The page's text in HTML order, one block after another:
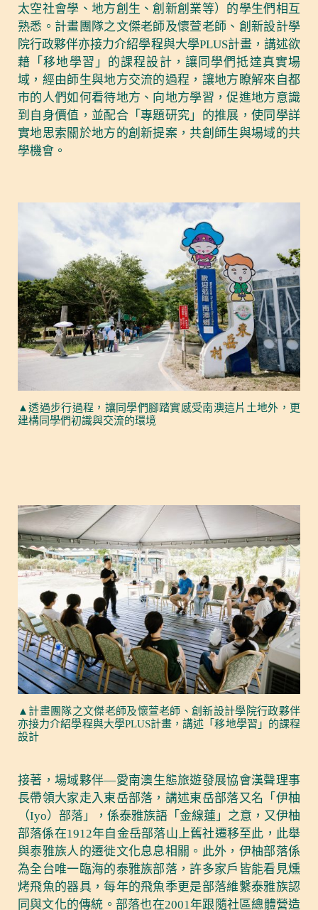
太空社會學、地方創生、創新創業等）的學生們相互
熟悉。計畫團隊之文傑老師及懷萱老師、創新設計學
院行政夥伴亦接力介紹學程與大學PLUS計畫，講述欲
藉「移地學習」的課程設計，讓同學們抵達真實場
域，經由師生與地方交流的過程，讓地方瞭解來自都
市的人們如何看待地方、向地方學習，促進地方意識
到自身價值，並配合「專題研究」的推展，使同學詳
實地思索關於地方的創新提案，共創師生與場域的共
學機會。
▲透過步行過程，讓同學們腳踏實感受南澳這片土地外，更
建構同學們初識與交流的環境
▲計畫團隊之文傑老師及懷萱老師、創新設計學院行政夥伴
亦接力介紹學程與大學PLUS計畫，講述「移地學習」的課程
設計
接著，場域夥伴—愛南澳生態旅遊發展協會漢聲理事
長帶領大家走入東岳部落，講述東岳部落又名「伊柚
（Iyo）部落」，係泰雅族語「金線蓮」之意，又伊柚
部落係在1912年自金岳部落山上舊社遷移至此，此舉
與泰雅族人的遷徙文化息息相關。此外，伊柚部落係
為全台唯一臨海的泰雅族部落，許多家戶皆能看見燻
烤飛魚的器具，每年的飛魚季更是部落維繫泰雅族認
同與文化的傳統。部落也在2001年跟隨社區總體營造